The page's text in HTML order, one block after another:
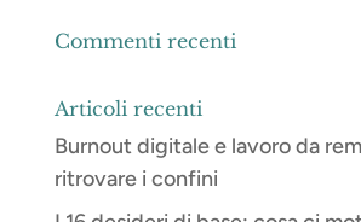
Commenti recenti
Articoli recenti
Burnout digitale e lavoro da
ritrovare i confini